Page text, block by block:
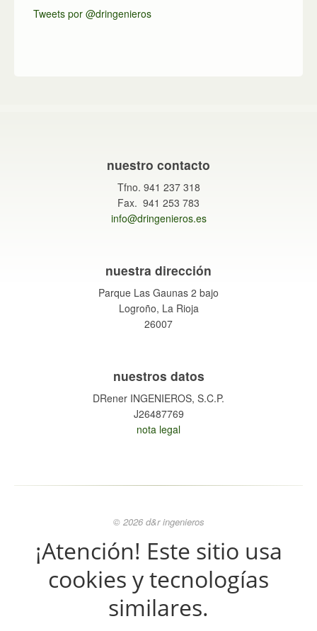
Tweets por @dringenieros
nuestro contacto
Tfno. 941 237 318
Fax. 941 253 783
info@dringenieros.es
nuestra dirección
Parque Las Gaunas 2 bajo
Logroño, La Rioja
26007
nuestros datos
DRener INGENIEROS, S.C.P.
J26487769
nota legal
© 2026 d&r ingenieros
¡Atención! Este sitio usa
cookies y tecnologías
similares.